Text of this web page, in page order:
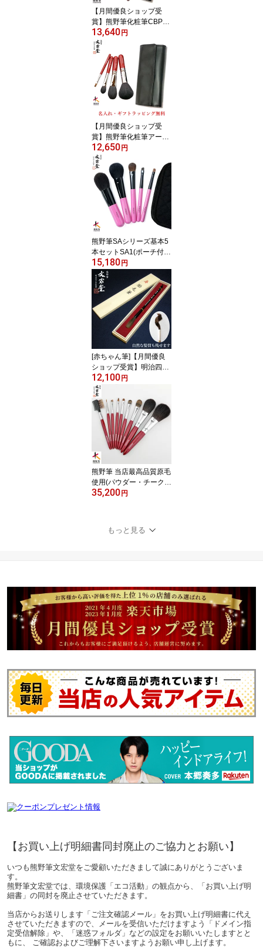
【月間優良ショップ受
賞】熊野筆化粧筆CBPピ
ンクパール軸(ショート
軸)基本5本セット(ポーチ
付き)CB1P職人の手作り
熊野化粧筆 SETプレゼン
トにも最適♪【送料 名入
れ プレゼント包装無料】
メイクブラシ
13,640 円
【月間優良ショップ受
賞】熊野筆化粧筆アーテ
ィストシリーズ(ショート
軸)基本4本セット(ポーチ
付き)職人の手作り メイ
クブラシ 化粧筆set熊野
筆 化粧筆 セット 熊野筆
S-13 文宏堂(ぶんこうど
う)【送料・名入れ・ラッ
ピング無料】
12,650 円
熊野筆SAシリーズ基本5
本セットSA1(ポーチ付
き)化粧筆 高品質毛使用
(メイクブラシ プレゼン
ト 女性 誕生日プレゼン
ト 退職祝い 送別会 結婚
祝い 誕生日 記念日 20代
30代 40代 50代 60代)
【送料・ラッピング・名
入れ無料】
15,180 円
[赤ちゃん筆]【月間優良
ショップ受賞】明治四十
年創業から培った熊野筆
の技でお作りします髪の
毛 誕生記念筆文宏堂(ぶ
んこうどう)謹製[胎毛筆
(たいもうふで) 梅]桜木軸
[熊野筆][送料無料]
12,100 円
熊野筆 当店最高品質原毛
使用(パウダー・チークに
は灰リス使用)熊野化粧筆
ゼント包装・名入れ無
料】熊野筆 化粧筆 セッ
35,200 円
もっと見る
【お買い上げ明細書同封廃止のご協力とお願い】
いつも熊野筆文宏堂をご愛顧いただきまして誠にありがとうございま
す。
熊野筆文宏堂では、環境保護「エコ活動」の観点から、「お買い上げ明
細書」の同封を廃止させていただきます。
当店からお送りします「ご注文確認メール」をお買い上げ明細書に代え
させていただきますので、メールを受信いただけますよう「ドメイン指
定受信解除」や、「迷惑フォルダ」などの設定をお願いいたしますとと
もに、 ご確認およびご理解下さいますようお願い申し上げます。